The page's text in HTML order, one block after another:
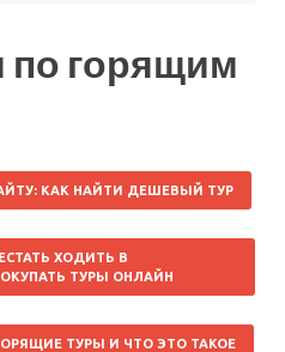
по горящим
КАК НАЙТИ ДЕШЕВЫЙ ТУР
ХОДИТЬ В
ТУРЫ ОНЛАЙН
ТУРЫ И ЧТО ЭТО ТАКОЕ